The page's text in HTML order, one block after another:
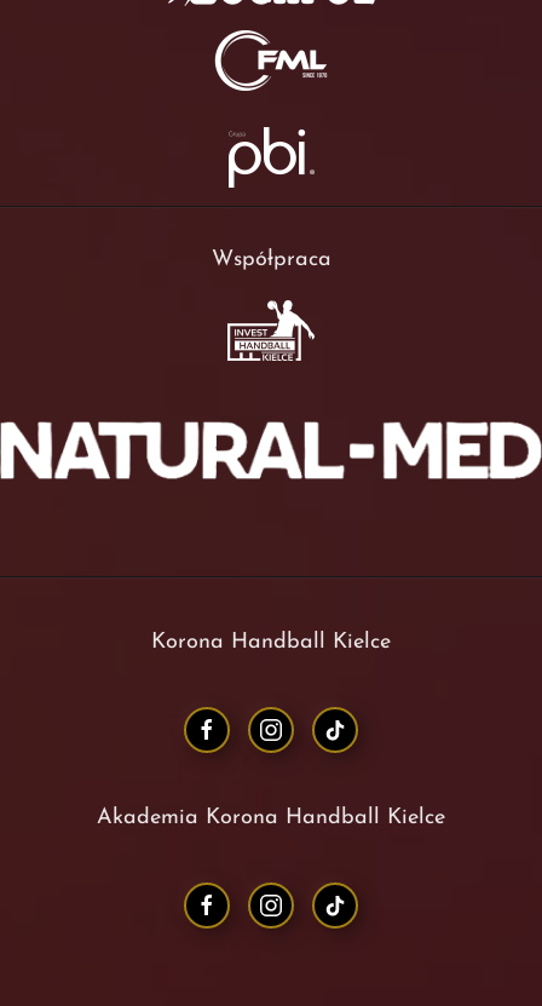
Współpraca
Korona Handball Kielce
Akademia Korona Handball Kielce